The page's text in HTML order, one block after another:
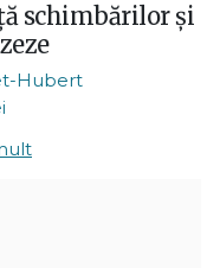
schimbărilor și
Hubert